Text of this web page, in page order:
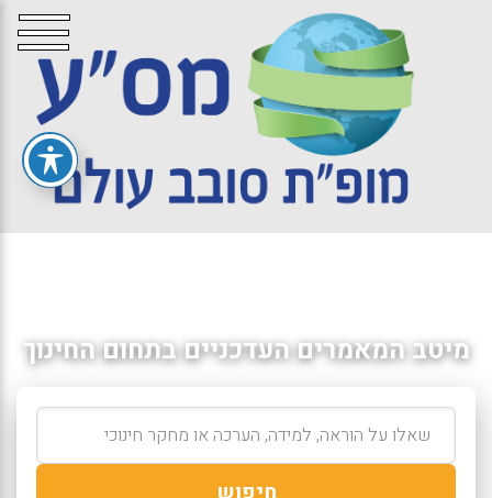
מיטב המאמרים העדכניים בתחום החינוך